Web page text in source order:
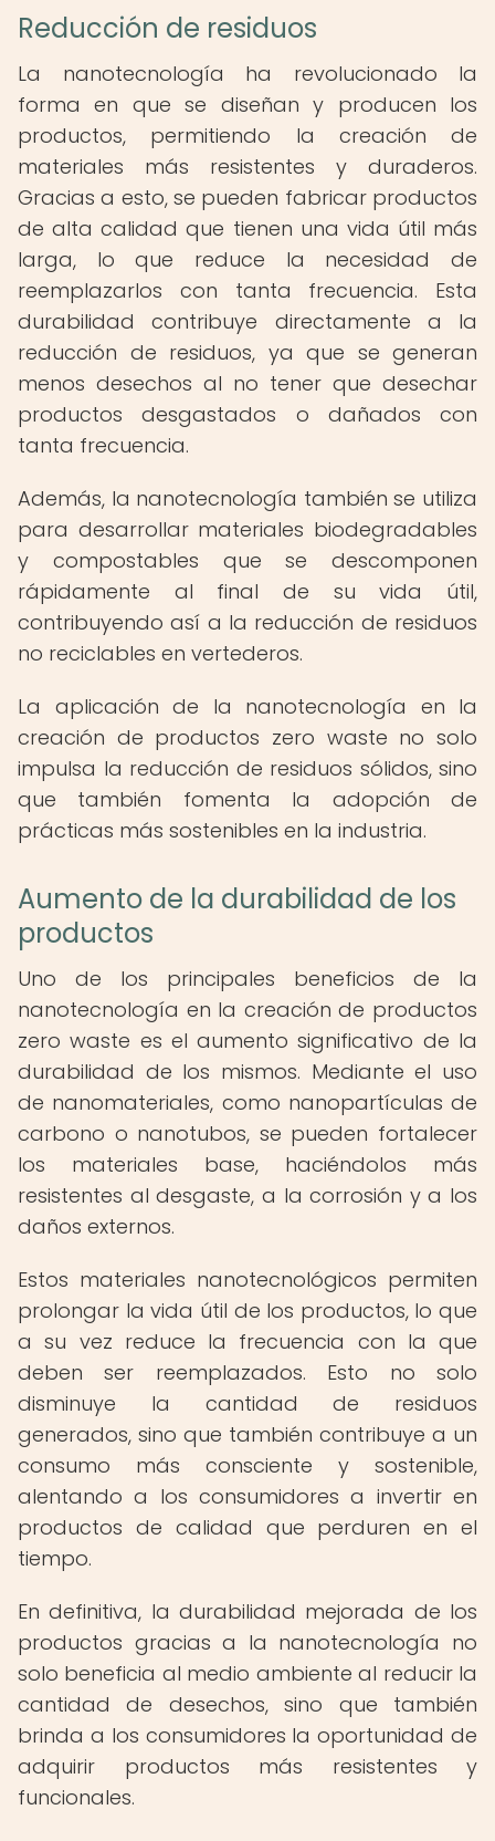
Reducción de residuos
La nanotecnología ha revolucionado la
forma en que se diseñan y producen los
productos, permitiendo la creación de
materiales más resistentes y duraderos.
Gracias a esto, se pueden fabricar productos
de alta calidad que tienen una vida útil más
larga, lo que reduce la necesidad de
reemplazarlos con tanta frecuencia. Esta
durabilidad contribuye directamente a la
reducción de residuos, ya que se generan
menos desechos al no tener que desechar
productos desgastados o dañados con
tanta frecuencia.
Además, la nanotecnología también se utiliza
para desarrollar materiales biodegradables
y compostables que se descomponen
rápidamente al final de su vida útil,
contribuyendo así a la reducción de residuos
no reciclables en vertederos.
La aplicación de la nanotecnología en la
creación de productos zero waste no solo
impulsa la reducción de residuos sólidos, sino
que también fomenta la adopción de
prácticas más sostenibles en la industria.
Aumento de la durabilidad de los
productos
Uno de los principales beneficios de la
nanotecnología en la creación de productos
zero waste es el aumento significativo de la
durabilidad de los mismos. Mediante el uso
de nanomateriales, como nanopartículas de
carbono o nanotubos, se pueden fortalecer
los materiales base, haciéndolos más
resistentes al desgaste, a la corrosión y a los
daños externos.
Estos materiales nanotecnológicos permiten
prolongar la vida útil de los productos, lo que
a su vez reduce la frecuencia con la que
deben ser reemplazados. Esto no solo
disminuye la cantidad de residuos
generados, sino que también contribuye a un
consumo más consciente y sostenible,
alentando a los consumidores a invertir en
productos de calidad que perduren en el
tiempo.
En definitiva, la durabilidad mejorada de los
productos gracias a la nanotecnología no
solo beneficia al medio ambiente al reducir la
cantidad de desechos, sino que también
brinda a los consumidores la oportunidad de
adquirir productos más resistentes y
funcionales.